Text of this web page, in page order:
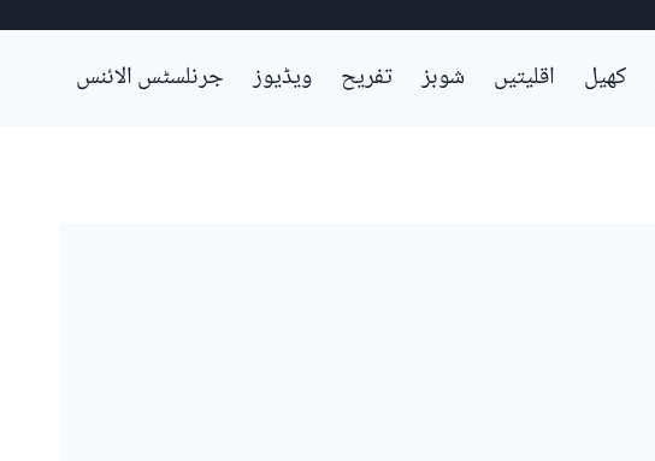
کھیل اقلیتیں شوبز تفریح ویڈیوز جرنلسٹس الائنس